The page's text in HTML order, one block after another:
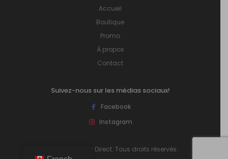
Accueil
Boutique
Promo
À propos
Contact
Suivez-nous sur les médias sociaux!
Facebook
Instagram
© 2026 Plancher Direct. Tous droits réservés.